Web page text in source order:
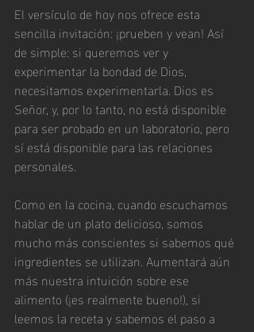
El versículo de hoy nos ofrece esta
sencilla invitación: ¡prueben y vean! Así
de simple: si queremos ver y
experimentar la bondad de Dios,
necesitamos experimentarla. Dios es
Señor, y, por lo tanto, no está disponible
para ser probado en un laboratorio, pero
sí está disponible para las relaciones
personales.
Como en la cocina, cuando escuchamos
hablar de un plato delicioso, somos
mucho más conscientes si sabemos qué
ingredientes se utilizan. Aumentará aún
más nuestra intuición sobre ese
alimento (¡es realmente bueno!), si
leemos la receta y sabemos el paso a